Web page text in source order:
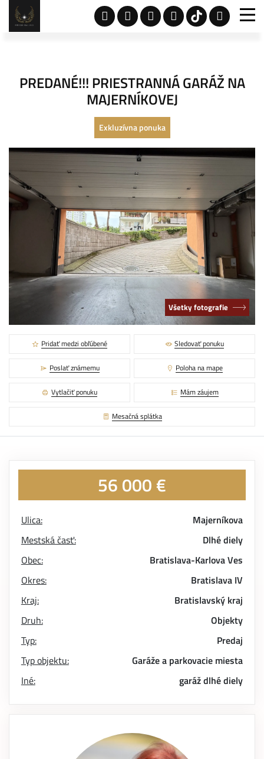
PREDANÉ!!! PRIESTRANNÁ GARÁŽ NA
MAJERNÍKOVEJ
Exkluzívna ponuka
Všetky fotografie
Pridať medzi obľúbené Sledovať ponuku
Poslať známemu Poloha na mape
Vytlačiť ponuku Mám záujem
Mesačná splátka
56 000 €
Ulica:
Majerníkova
Mestská časť:
Dlhé diely
Obec:
Bratislava-Karlova Ves
Okres:
Bratislava IV
Kraj:
Bratislavský kraj
Druh:
Objekty
Typ:
Predaj
Typ objektu:
Garáže a parkovacie miesta
Iné:
garáždlhé diely